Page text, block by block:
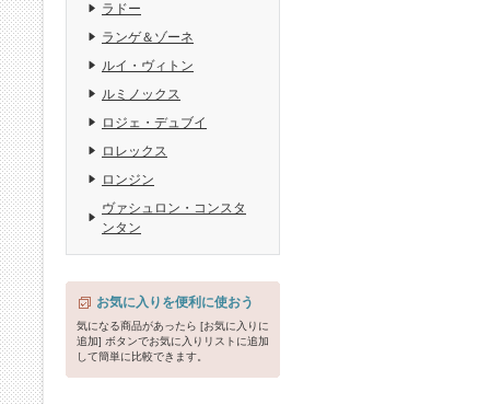
ラドー
ランゲ＆ゾーネ
ルイ・ヴィトン
ルミノックス
ロジェ・デュブイ
ロレックス
ロンジン
ヴァシュロン・コンスタ
ンタン
お気に入りを便利に使おう
気になる商品があったら [お気に入りに
追加] ボタンでお気に入りリストに追加
して簡単に比較できます。